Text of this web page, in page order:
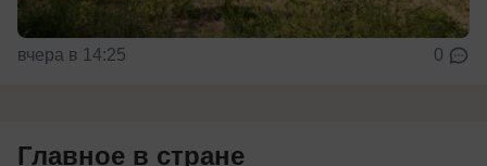
вчера в 14:25 0
Главное в стране